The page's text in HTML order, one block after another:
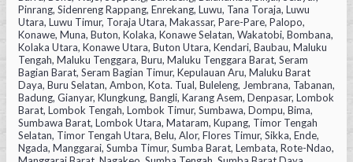
Pinrang, Sidenreng Rappang, Enrekang, Luwu, Tana Toraja, Luwu
Utara, Luwu Timur, Toraja Utara, Makassar, Pare-Pare, Palopo,
Konawe, Muna, Buton, Kolaka, Konawe Selatan, Wakatobi, Bombana,
Kolaka Utara, Konawe Utara, Buton Utara, Kendari, Baubau, Maluku
Tengah, Maluku Tenggara, Buru, Maluku Tenggara Barat, Seram
Bagian Barat, Seram Bagian Timur, Kepulauan Aru, Maluku Barat
Daya, Buru Selatan, Ambon, Kota. Tual, Buleleng, Jembrana, Tabanan,
Badung, Gianyar, Klungkung, Bangli, Karang Asem, Denpasar, Lombok
Barat, Lombok Tengah, Lombok Timur, Sumbawa, Dompu, Bima,
Sumbawa Barat, Lombok Utara, Mataram, Kupang, Timor Tengah
Selatan, Timor Tengah Utara, Belu, Alor, Flores Timur, Sikka, Ende,
Ngada, Manggarai, Sumba Timur, Sumba Barat, Lembata, Rote-Ndao,